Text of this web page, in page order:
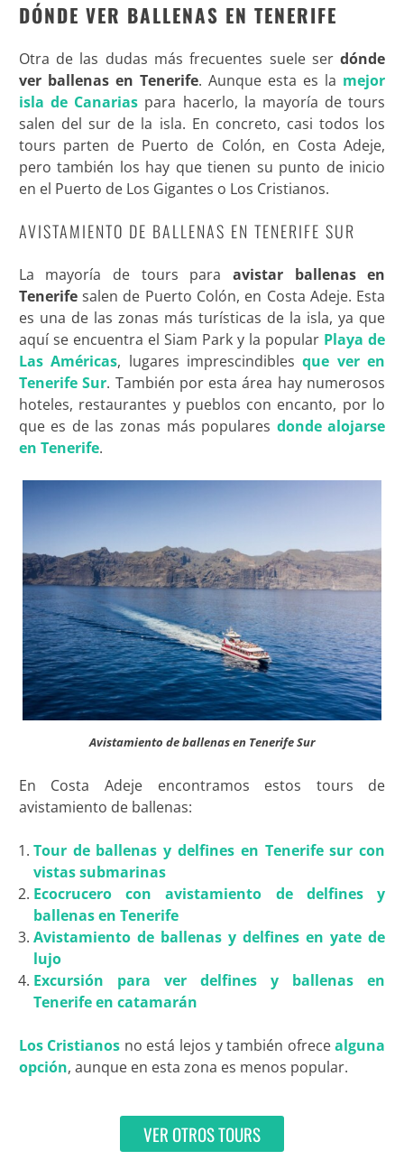
DÓNDE VER BALLENAS EN TENERIFE
Otra de las dudas más frecuentes suele serdónde
ver ballenas en Tenerife. Aunque esta es la mejor
isla de Canarias para hacerlo, la mayoría de tours
salen del sur de la isla. En concreto, casi todos los
tours parten de Puerto de Colón, en Costa Adeje,
pero también los hay que tienen su punto de inicio
en el Puerto de Los Gigantes o Los Cristianos.
AVISTAMIENTO DE BALLENAS EN TENERIFE SUR
La mayoría de tours para avistar ballenas en
Tenerifesalen de Puerto Colón, en Costa Adeje. Esta
es una de las zonas más turísticas de la isla, ya que
aquí se encuentra el Siam Park y la popular Playa de
Las Américas, lugares imprescindiblesque ver en
Tenerife Sur. También por esta área hay numerosos
hoteles, restaurantes y pueblos con encanto, por lo
que es de las zonas más populares donde alojarse
en Tenerife.
Avistamiento de ballenas en Tenerife Sur
En Costa Adeje encontramos estos tours de
avistamiento de ballenas:
Tour de ballenas y delfines en Tenerife sur con
vistas submarinas
Ecocrucero con avistamiento de delfines y
ballenas en Tenerife
Avistamiento de ballenas y delfines en yate de
lujo
Excursión para ver delfines y ballenas en
Tenerife en catamarán
Los Cristianos no está lejos y también ofrecealguna
opción, aunque en esta zona es menos popular.
VER OTROS TOURS